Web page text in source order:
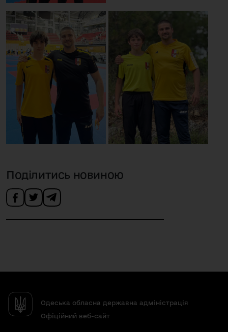
Поділитись новиною
Одеська обласна державна адміністрація
Офіційний веб-сайт